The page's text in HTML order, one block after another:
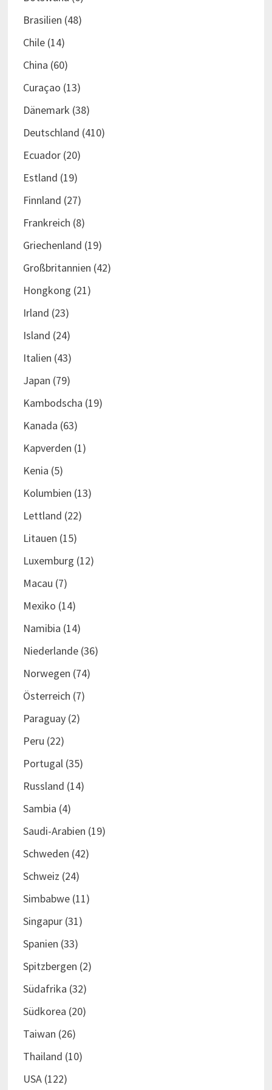
Brasilien (48)
Chile(14)
China (60)
Curaçao (13)
Dänemark (38)
Deutschland (410)
Ecuador(20)
Estland (19)
Finnland (27)
Frankreich (8)
Griechenland (19)
Großbritannien (42)
Hongkong (21)
Irland (23)
Island (24)
Italien (43)
Japan (79)
Kambodscha (19)
Kanada (63)
Kapverden (1)
Kenia (5)
Kolumbien (13)
Lettland (22)
Litauen (15)
Luxemburg (12)
Macau (7)
Mexiko (14)
Namibia (14)
Niederlande(36)
Norwegen (74)
Österreich (7)
Paraguay(2)
Peru (22)
Portugal(35)
Russland (14)
Sambia (4)
Saudi-Arabien (19)
Schweden (42)
Schweiz (24)
Simbabwe(11)
Singapur(31)
Spanien (33)
Spitzbergen (2)
Südafrika (32)
Südkorea (20)
Taiwan (26)
Thailand (10)
USA(122)